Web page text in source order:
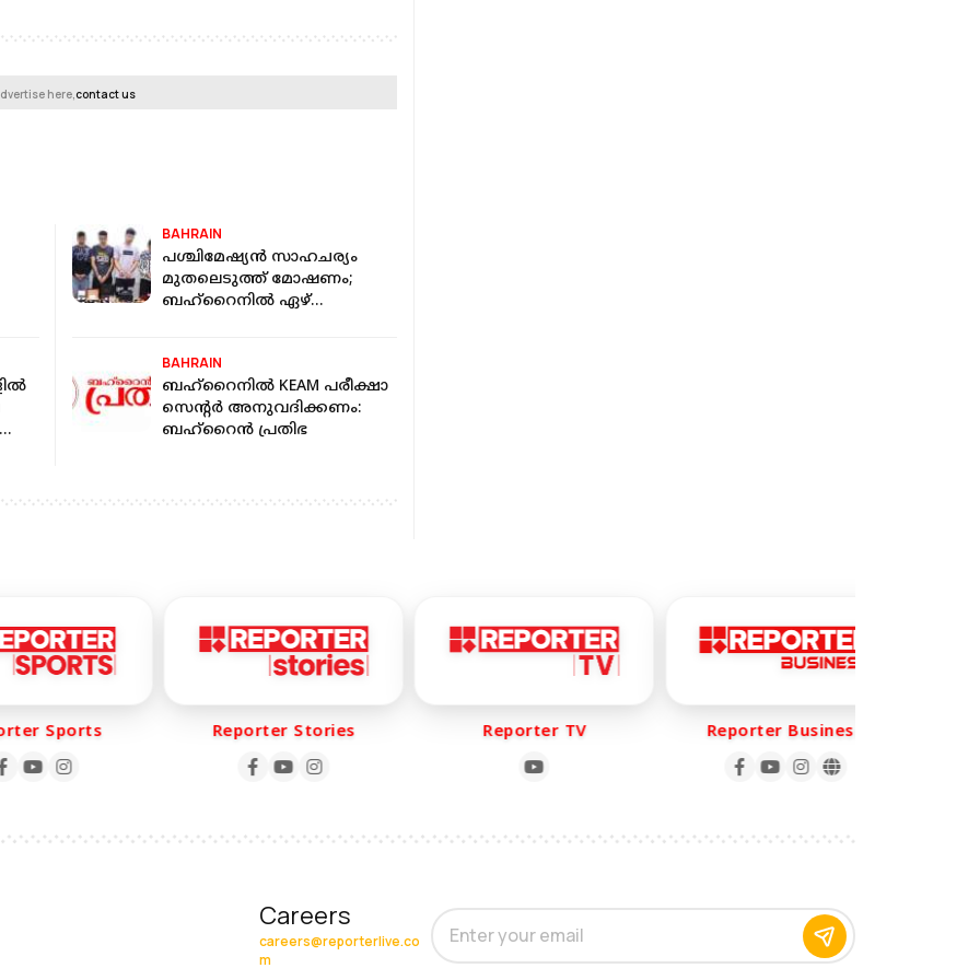
here,contact us
BAHRAIN
പശ്ചിമേഷ്യൻ സാഹചര്യം
മുതലെടുത്ത് മോഷണം;
ബഹ്റൈനിൽ ഏഴ്
BAHRAIN
ബഹ്‌റൈനിൽ KEAM പരീക്ഷാ
സെന്റർ അനുവദിക്കണം:
ബഹ്‌റൈൻ പ്രതിഭ
Sports Reporter Stories Reporter TV Reporter Business
Careers
careers@reporterlive.co
m